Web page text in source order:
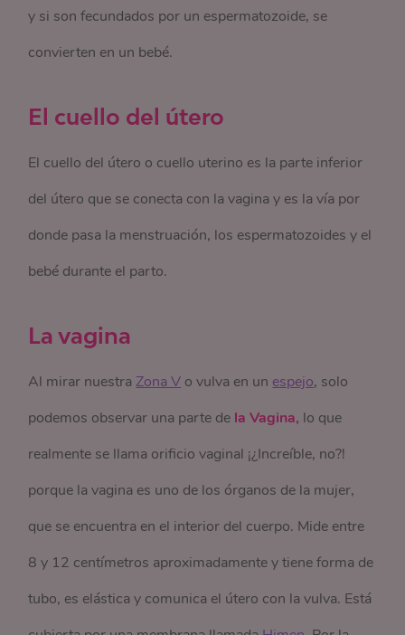
y si son fecundados por un espermatozoide, se
convierten en un bebé.
El cuello del útero
El cuello del útero o cuello uterino es la parte inferior
del útero que se conecta con la vagina y es la vía por
donde pasa la menstruación, los espermatozoides y el
bebé durante el parto.
La vagina
Al mirar nuestra Zona V o vulva en un espejo, solo
podemos observar una parte de la Vagina, lo que
realmente se llama orificio vaginal ¡¿Increíble, no?!
porque la vagina es uno de los órganos de la mujer,
que se encuentra en el interior del cuerpo. Mide entre
8 y 12 centímetros aproximadamente y tiene forma de
tubo, es elástica y comunica el útero con la vulva. Está